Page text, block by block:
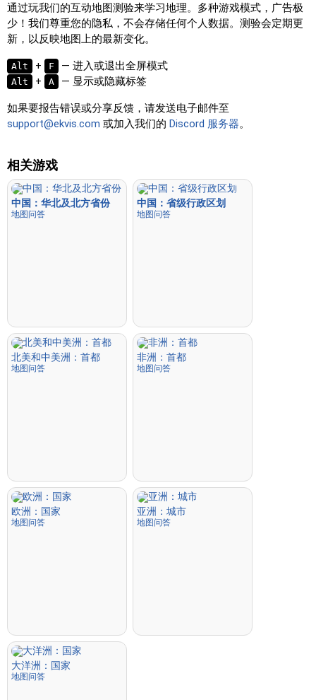
通过玩我们的互动地图测验来学习地理。多种游戏模式，广告极
少！我们尊重您的隐私，不会存储任何个人数据。测验会定期更
新，以反映地图上的最新变化。
Alt + F — 进入或退出全屏模式
Alt + A — 显示或隐藏标签
如果要报告错误或分享反馈，请发送电子邮件至
support@ekvis.com 或加入我们的 Discord 服务器。
相关游戏
中国：华北及北方省份
地图问答
中国：省级行政区划
地图问答
北美和中美洲：首都
地图问答
非洲：首都
地图问答
欧洲：国家
地图问答
亚洲：城市
地图问答
大洋洲：国家
地图问答